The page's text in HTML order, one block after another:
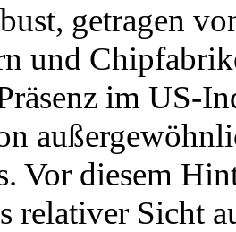
getragen
und
im US-
Vor diesem
relativer Sicht